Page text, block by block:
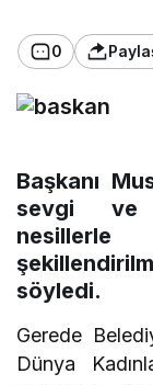
0
Başkanı
sevgi ve
söyledi.
Gerede
Dünya